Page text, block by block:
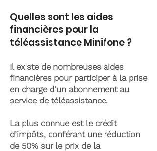
Quelles sont les aides
financières pour la
téléassistance Minifone ?
Il existe de nombreuses aides
financières pour participer à la prise
en charge d’un abonnement au
service de téléassistance.
La plus connue est le crédit
d’impôts, conférant une réduction
de 50% sur le prix de la